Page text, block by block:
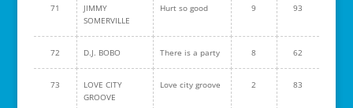
71
JIMMY
SOMERVILLE
Hurt so good 9 93
72 D.J. BOBO There is a party 8 62
73
LOVE CITY
GROOVE
Love city groove 2 83